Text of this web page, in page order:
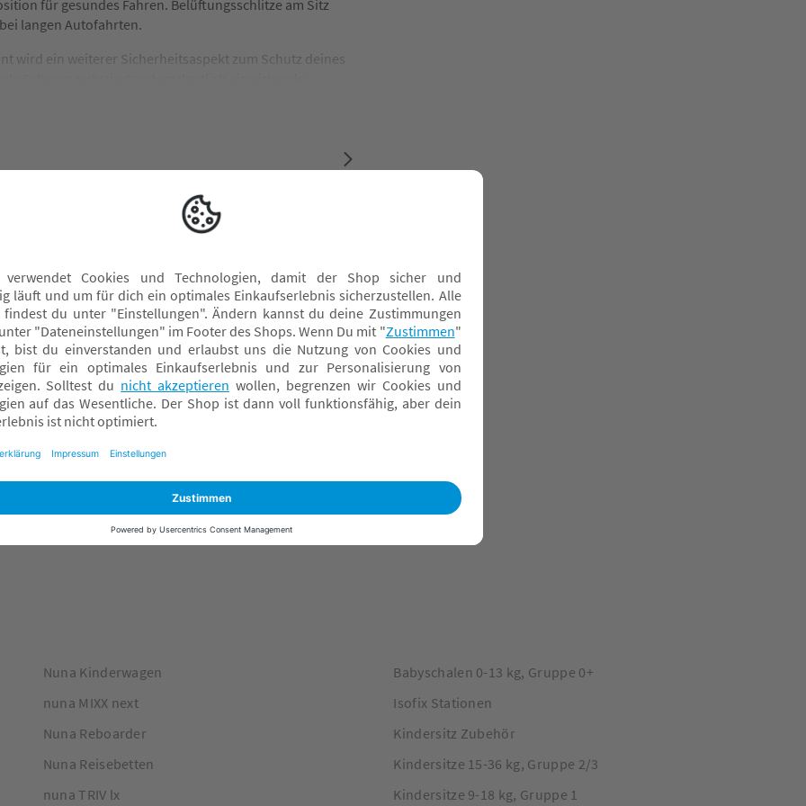
für gesundes Fahren. Belüftungsschlitze am Sitz
langen Autofahrten.
wird ein weiterer Sicherheitsaspekt zum Schutz deines
Einbau-Service im
Fachmarkt
Besuche uns in einem unserer Fachmärkte und
wir zeigen dir, wie man den Kindersitz richtig
einbaut, um eine maximale Sicherheit deines
Kindes zu gewährleisten.
Termin vereinbaren
Nuna Kinderwagen
nuna MIXX next
Nuna Reboarder
Nuna Reisebetten
nuna TRIV lx
Babyschalen 0-13 kg, Gruppe 0+
Isofix Stationen
Kindersitz Zubehör
Kindersitze 15-36 kg, Gruppe 2/3
Kindersitze 9-18 kg, Gruppe 1